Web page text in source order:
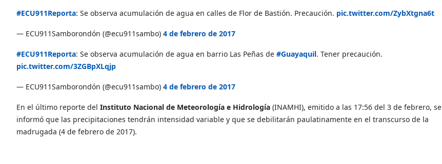
#ECU911Reporta: Se observa acumulación de agua en calles de Flor de Bastión. Precaución. pic.twitter.com/ZybXtgna6t
— ECU911Samborondón (@ecu911sambo) 4 de febrero de 2017
#ECU911Reporta: Se observa acumulación de agua en barrio Las Peñas de #Guayaquil. Tener precaución.
pic.twitter.com/3ZGBpXLqjp
— ECU911Samborondón (@ecu911sambo) 4 de febrero de 2017
En el último reporte del Instituto Nacional de Meteorología e Hidrología (INAMHI), emitido a las 17:56 del 3 de febrero, se
informó que las precipitaciones tendrán intensidad variable y que se debilitarán paulatinamente en el transcurso de la
madrugada (4 de febrero de 2017).